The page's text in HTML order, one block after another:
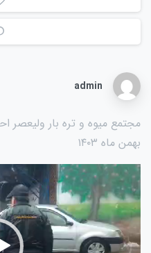
admin
مجتمع میوه و تره بار ولیعصر
بهمن ماه ۱۴۰۳
نمایشگر
ویدیو